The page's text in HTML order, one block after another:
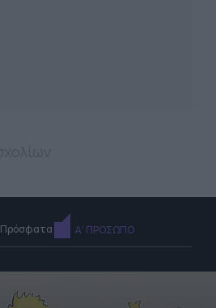
Πρόσφατα Α' ΠΡΟΣΩΠΟ